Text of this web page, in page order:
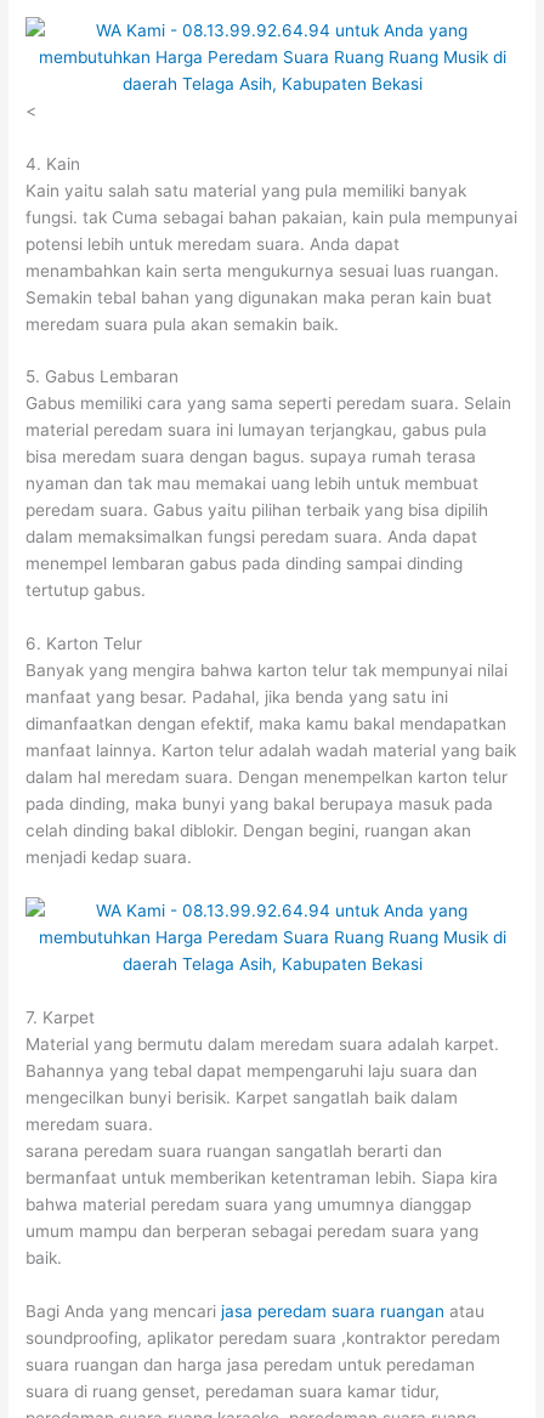
<
4. Kain
Kain yaitu salah satu material yang pula memiliki banyak
fungsi. tak Cuma sebagai bahan pakaian, kain pula mempunyai
potensi lebih untuk meredam suara. Anda dapat
menambahkan kain serta mengukurnya sesuai luas ruangan.
Semakin tebal bahan yang digunakan maka peran kain buat
meredam suara pula akan semakin baik.
5. Gabus Lembaran
Gabus memiliki cara yang sama seperti peredam suara. Selain
material peredam suara ini lumayan terjangkau, gabus pula
bisa meredam suara dengan bagus. supaya rumah terasa
nyaman dan tak mau memakai uang lebih untuk membuat
peredam suara. Gabus yaitu pilihan terbaik yang bisa dipilih
dalam memaksimalkan fungsi peredam suara. Anda dapat
menempel lembaran gabus pada dinding sampai dinding
tertutup gabus.
6. Karton Telur
Banyak yang mengira bahwa karton telur tak mempunyai nilai
manfaat yang besar. Padahal, jika benda yang satu ini
dimanfaatkan dengan efektif, maka kamu bakal mendapatkan
manfaat lainnya. Karton telur adalah wadah material yang baik
dalam hal meredam suara. Dengan menempelkan karton telur
pada dinding, maka bunyi yang bakal berupaya masuk pada
celah dinding bakal diblokir. Dengan begini, ruangan akan
menjadi kedap suara.
7. Karpet
Material yang bermutu dalam meredam suara adalah karpet.
Bahannya yang tebal dapat mempengaruhi laju suara dan
mengecilkan bunyi berisik. Karpet sangatlah baik dalam
meredam suara.
sarana peredam suara ruangan sangatlah berarti dan
bermanfaat untuk memberikan ketentraman lebih. Siapa kira
bahwa material peredam suara yang umumnya dianggap
umum mampu dan berperan sebagai peredam suara yang
baik.
Bagi Anda yang mencarijasa peredam suara ruangan atau
soundproofing, aplikator peredam suara ,kontraktor peredam
suara ruangan dan harga jasa peredam untuk peredaman
suara di ruang genset, peredaman suara kamar tidur,